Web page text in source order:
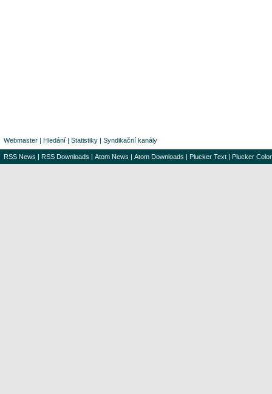
Webmaster | Hledání | Statistiky | Syndikační kanály
RSS News | RSS Downloads | Atom News | Atom Downloads | Plucker Text | Plucker Color